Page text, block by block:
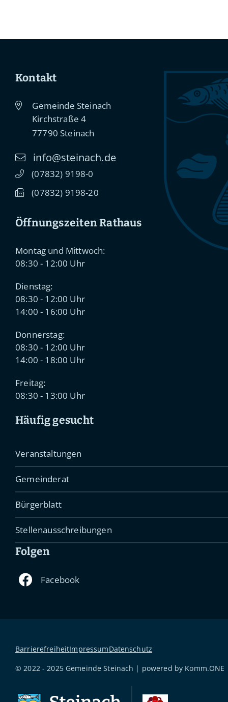
Kontakt
Gemeinde Steinach
Kirchstraße 4
77790 Steinach
info@steinach.de
(07832) 91 98-0
(07832) 91 98-20
Öffnungszeiten Rathaus
Montag und Mittwoch:
08:30 - 12:00 Uhr
Dienstag:
08:30 - 12:00 Uhr
14:00 - 16:00 Uhr
Donnerstag:
08:30 - 12:00 Uhr
14:00 - 18:00 Uhr
Freitag:
08:30 - 13:00 Uhr
Häufig gesucht
Veranstaltungen
Gemeinderat
Bürgerblatt
Stellenausschreibungen
Folgen
BarrierefreiheitImpressumDatenschutz
© 2022 - 2025 Gemeinde Steinach | powered by Komm.ONE